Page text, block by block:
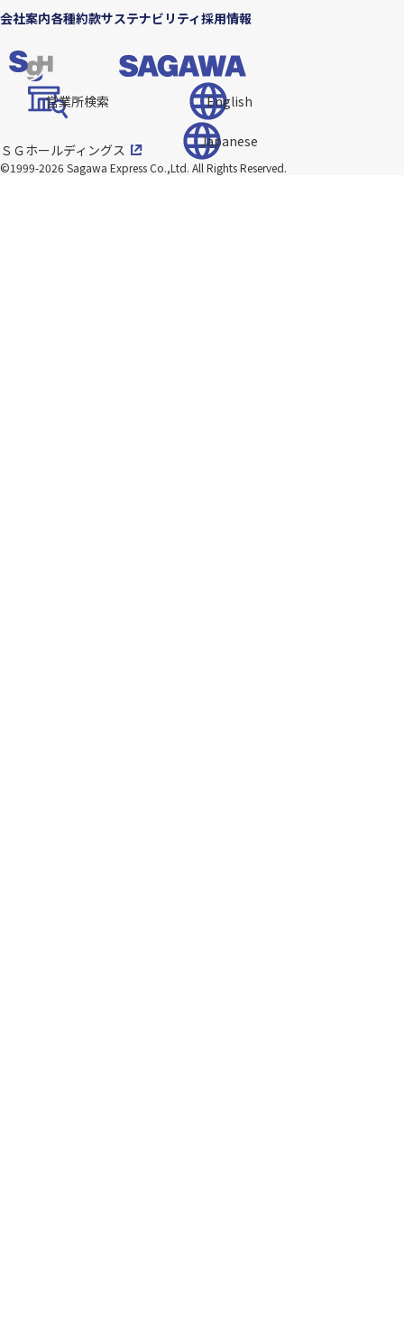
会社案内各種約款サステナビリティ採用情報
営業所検索 English
Japanese
ＳＧホールディングス
©1999-2026 Sagawa Express Co.,Ltd. All Rights Reserved.